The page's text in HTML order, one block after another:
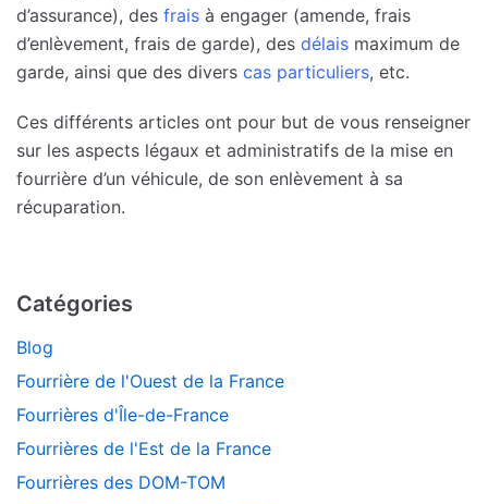
d’assurance), des frais à engager (amende, frais
d’enlèvement, frais de garde), des délais maximum de
garde, ainsi que des divers cas particuliers, etc.
Ces différents articles ont pour but de vous renseigner
sur les aspects légaux et administratifs de la mise en
fourrière d’un véhicule, de son enlèvement à sa
récuparation.
Catégories
Blog
Fourrière de l'Ouest de la France
Fourrières d'Île-de-France
Fourrières de l'Est de la France
Fourrières des DOM-TOM